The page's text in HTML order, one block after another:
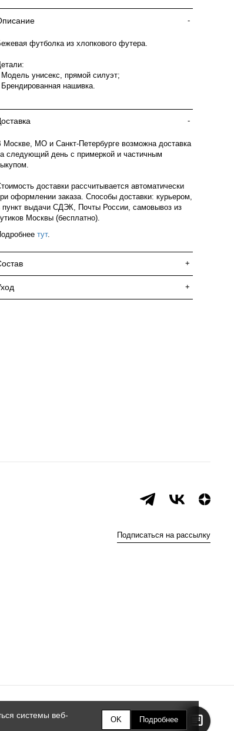
-
футболка из хлопкового футера.
Модель унисекс, прямой силуэт;
Брендированная нашивка.
-
Москве, МО и Санкт-Петербурге возможна доставка
следующий день с примеркой и частичным
доставки рассчитывается автоматически
оформлении заказа. Способы доставки: курьером,
пункт выдачи СДЭК, Почты России, самовывоз из
Москвы (бесплатно).
тут.
+
+
Подписаться на рассылку
системы веб-
OK Подробнее